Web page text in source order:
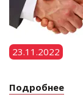
23.11.2022
Подробнее